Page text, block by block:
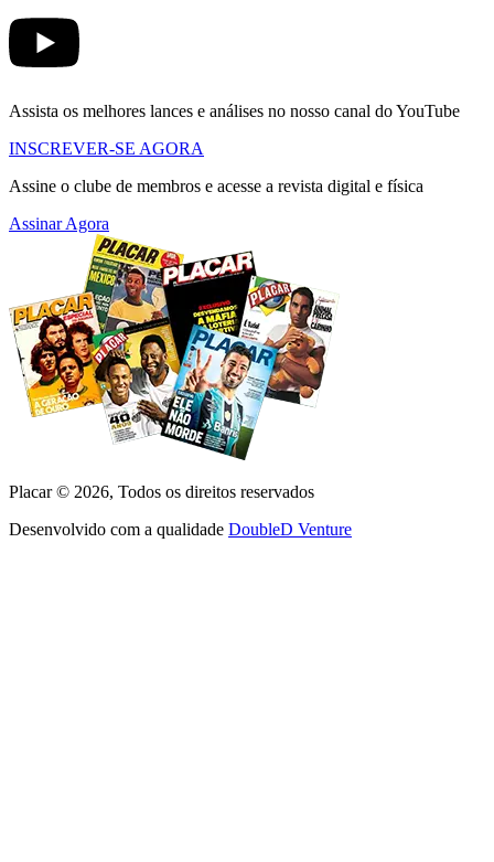
Assista os melhores lances e análises no nosso canal do YouTube
INSCREVER-SE AGORA
Assine o clube de membros e acesse a revista digital e física
Assinar Agora
Placar © 2026, Todos os direitos reservados
Desenvolvido com a qualidade DoubleD Venture